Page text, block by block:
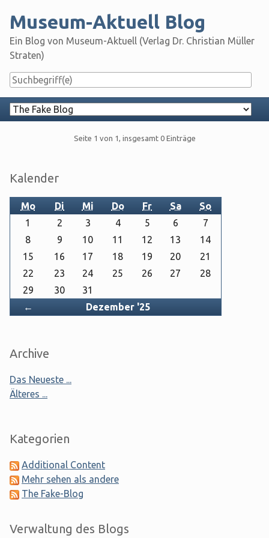
content
Museum-Aktuell Blog
Ein Blog von Museum-Aktuell (Verlag Dr. Christian Müller
Straten)
Navigation
Seite 1 von 1, insgesamt 0 Einträge
Seitenleiste
Kalender
Mo Di Mi Do Fr Sa So
← Dezember '25
1 2 3 4 5 6
7
8
9 10 11 12 13
14
15
16 17 18 19 20
21
22
23 24 25 26 27
28
29
30 31
Archive
Das Neueste ...
Älteres ...
Kategorien
Additional Content
Mehr sehen als andere
The Fake-Blog
Verwaltung des Blogs